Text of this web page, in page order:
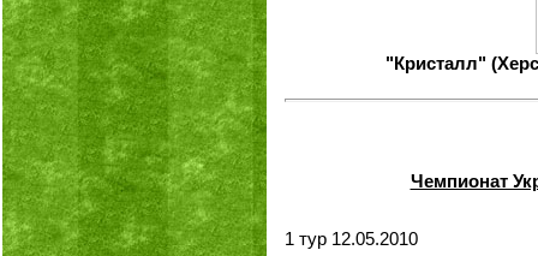
"Кристалл"
Чемпионат
1 тур 12.05.2010